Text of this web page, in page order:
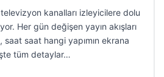
televizyon kanalları izleyicilere dolu
Her gün değişen yayın akışları
saat hangi yapımın ekrana
tüm detaylar…